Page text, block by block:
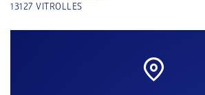
13127 VITROLLES